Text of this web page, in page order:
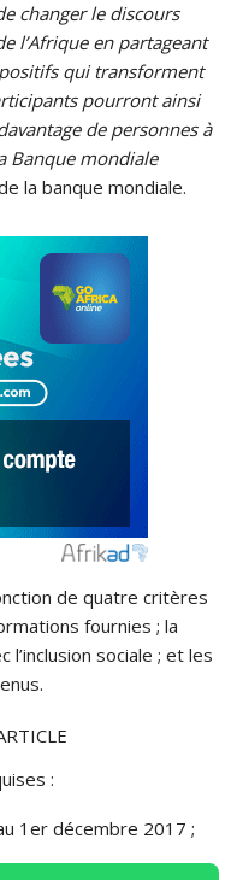
changer le discours
l’Afrique en partageant
qui transforment
pourront ainsi
de personnes à
Banque mondiale
la banque mondiale.
de quatre critères
fournies ; la
l’inclusion sociale ; et les
:
1er décembre 2017 ;